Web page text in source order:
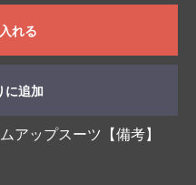
れる
に追加
アップスーツ【備考】